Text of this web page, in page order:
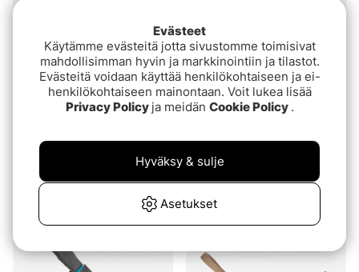
Morakniv Scout 39 Safe
€41.90
IFISH Camping Saw
Fällman
€14.90
Evästeet
Käytämme evästeitä jotta sivustomme toimisivat
mahdollisimman hyvin ja markkinointiin ja tilastot.
Evästeitä voidaan käyttää henkilökohtaiseen ja ei-
henkilökohtaiseen mainontaan. Voit lukea lisää
Privacy Policy ja meidän Cookie Policy .
Asetukset
Hyväksy & sulje